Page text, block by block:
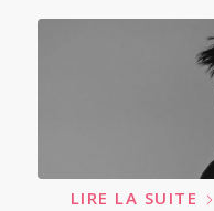
LIRE LA SUITE